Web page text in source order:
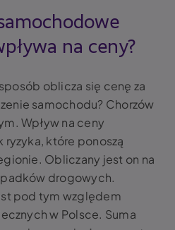
na ceny?
oblicza się cenę za
samochodu? Chorzów
Wpływ na ceny
ryzyka, które ponoszą
Obliczany jest on na
drogowych.
pod tym względem
w Polsce. Suma